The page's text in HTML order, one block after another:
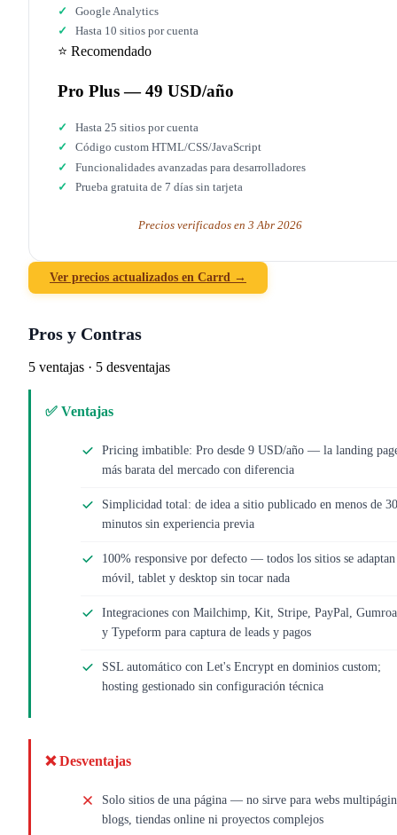
Google Analytics
Hasta 10 sitios por cuenta
⭐ Recomendado
Pro Plus — 49 USD/año
Hasta 25 sitios por cuenta
Código custom HTML/CSS/JavaScript
Funcionalidades avanzadas para desarrolladores
Prueba gratuita de 7 días sin tarjeta
Precios verificados en 3 Abr 2026
Ver precios actualizados en Carrd →
Pros y Contras
5 ventajas · 5 desventajas
✅ Ventajas
Pricing imbatible: Pro desde 9 USD/año — la landing
más barata del mercado con diferencia
Simplicidad total: de idea a sitio publicado en menos de 30
minutos sin experiencia previa
100% responsive por defecto — todos los sitios se adaptan
móvil, tablet y desktop sin tocar nada
Integraciones con Mailchimp, Kit, Stripe, PayPal,
y Typeform para captura de leads y pagos
SSL automático con Let's Encrypt en dominios custom;
hosting gestionado sin configuración técnica
❌ Desventajas
Solo sitios de una página — no sirve para webs
blogs, tiendas online ni proyectos complejos